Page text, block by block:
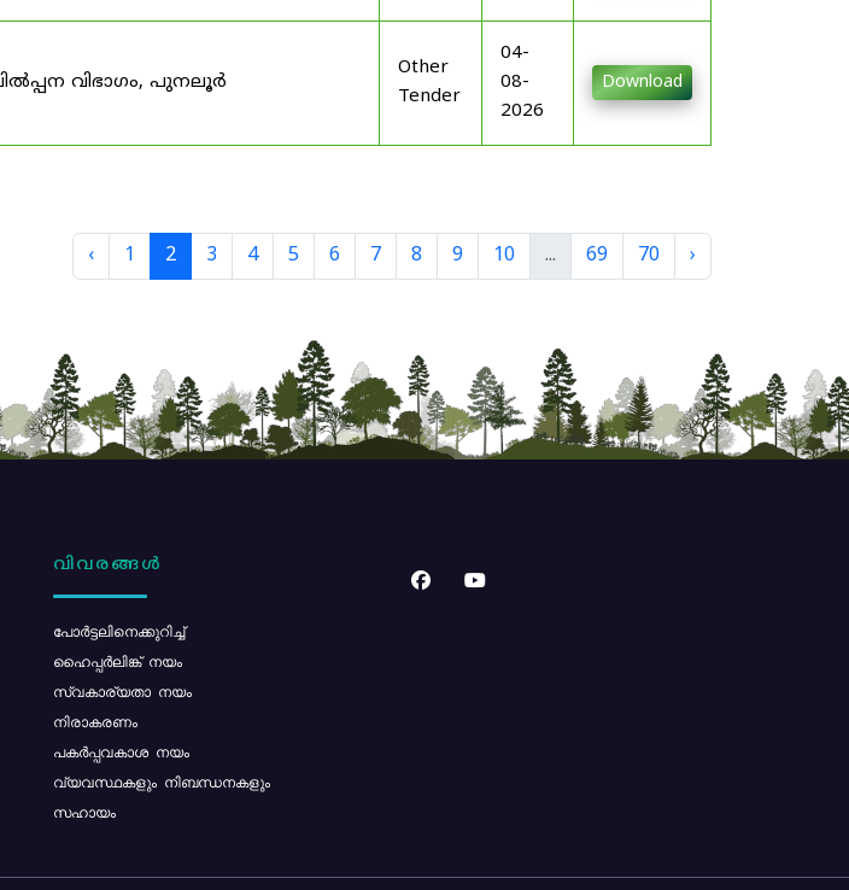
വിഭാഗം, പുനലൂർ
Other
Tender
04-
08-
2026
Download
‹ 1 2 3 4 5 6 7 8 9 10 ... 69 70 ›
വിവരങ്ങൾ
പോര്‍ട്ടലിനെക്കുറിച്ച്
ഹൈപ്പർലിങ്ക് നയം
സ്വകാര്യതാ നയം
നിരാകരണം
പകർപ്പവകാശ നയം
വ്യവസ്ഥകളും നിബന്ധനകളും
സഹായം